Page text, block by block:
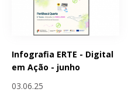
Infografia ERTE - Digital
em Ação - junho
03.06.25